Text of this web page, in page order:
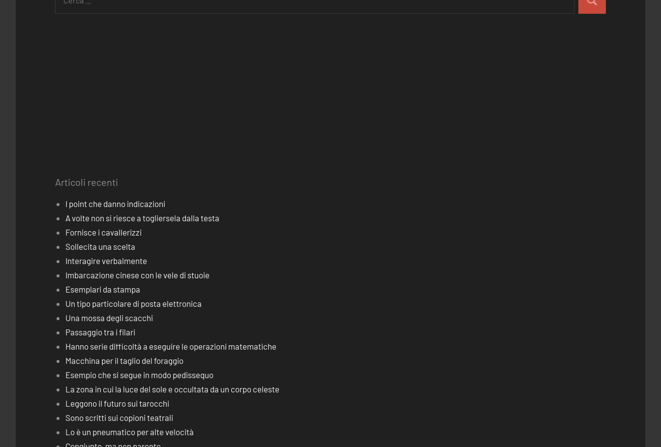
Articoli recenti
I point che danno indicazioni
A volte non si riesce a togliersela dalla testa
Fornisce i cavallerizzi
Sollecita una scelta
Interagire verbalmente
Imbarcazione cinese con le vele di stuoie
Esemplari da stampa
Un tipo particolare di posta elettronica
Una mossa degli scacchi
Passaggio tra i filari
Hanno serie difficoltà a eseguire le operazioni matematiche
Macchina per il taglio del foraggio
Esempio che si segue in modo pedissequo
La zona in cui la luce del sole e occultata da un corpo celeste
Leggono il futuro sui tarocchi
Sono scritti sui copioni teatrali
Lo è un pneumatico per alte velocità